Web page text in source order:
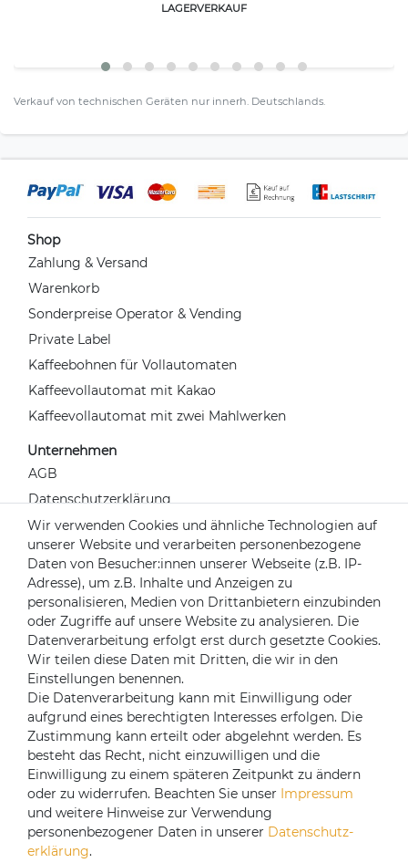
LAGERVERKAUF
Verkauf von technischen Geräten nur innerh. Deutschlands.
Shop
Zahlung & Versand
Warenkorb
Sonderpreise Operator & Vending
Private Label
Kaffeebohnen für Vollautomaten
Kaffeevollautomat mit Kakao
Kaffeevollautomat mit zwei Mahlwerken
Unternehmen
AGB
Datenschutzerklärung
Widerrufsrecht
Impressum
Kontakt
Über uns
Mein Konto
Login
Registrieren
Versandpartner
Wir verwenden Cookies und ähnliche Technologien auf
unserer Website und verarbeiten personenbezogene
Daten von Besucher:innen unserer Webseite (z.B. IP-
Adresse), um z.B. Inhalte und Anzeigen zu
personalisieren, Medien von Drittanbietern einzubinden
oder Zugriffe auf unsere Website zu analysieren. Die
Datenverarbeitung erfolgt erst durch gesetzte Cookies.
Wir teilen diese Daten mit Dritten, die wir in den
Einstellungen benennen.
Die Datenverarbeitung kann mit Einwilligung oder
aufgrund eines berechtigten Interesses erfolgen. Die
Zustimmung kann erteilt oder abgelehnt werden. Es
besteht das Recht, nicht einzuwilligen und die
Einwilligung zu einem späteren Zeitpunkt zu ändern
oder zu widerrufen. Beachten Sie unser Impressum
und weitere Hinweise zur Verwendung
personenbezogener Daten in unserer Daten­schutz­
erklärung.